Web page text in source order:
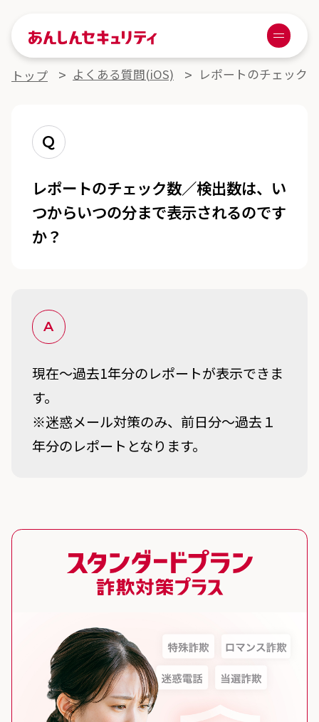
あんしんセキュリティ
Menu
よくある質問詳細
トップ よくある質問(iOS) レポートのチェック
Q
レポートのチェック数／検出数は、い
つからいつの分まで表示されるのです
か？
A
現在～過去1年分のレポートが表示できま
す。
※迷惑メール対策のみ、前日分～過去１
年分のレポートとなります。
スタンダードプラン 詐欺